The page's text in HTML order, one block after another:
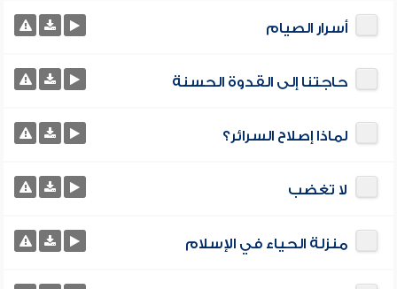
أسرار الصيام
حاجتنا إلى القدوة الحسنة
لماذا إصلاح السرائر؟
لا تغضب
منزلة الحياء في الإسلام